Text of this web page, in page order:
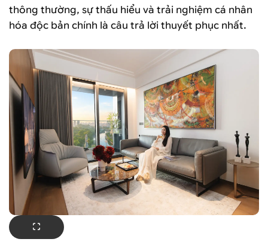
thông thường, sự thấu hiểu và trải nghiệm cá nhân
hóa độc bản chính là câu trả lời thuyết phục nhất.